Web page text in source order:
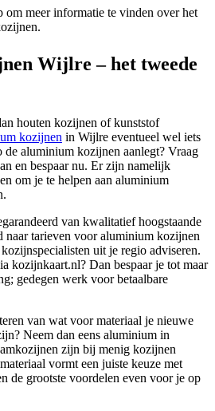
meer informatie te vinden over het
Wijlre – het tweede
houten kozijnen of kunststof
kozijnen in Wijlre eventueel wel iets
aluminium kozijnen aanlegt? Vraag
en bespaar nu. Er zijn namelijk
om je te helpen aan aluminium
van kwalitatief hoogstaande
naar tarieven voor aluminium kozijnen
uit je regio adviseren.
kozijnkaart.nl? Dan bespaar je tot maar
gedegen werk voor betaalbare
van wat voor materiaal je nieuwe
Neem dan eens aluminium in
zijn bij menig kozijnen
vormt een juiste keuze met
de grootste voordelen even voor je op